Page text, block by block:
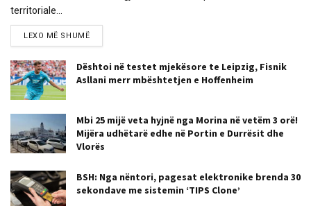
territoriale...
LEXO MË SHUMË
Dështoi në testet mjekësore te Leipzig, Fisnik
Asllani merr mbështetjen e Hoffenheim
Mbi 25 mijë veta hyjnë nga Morina në vetëm 3 orë!
Mijëra udhëtarë edhe në Portin e Durrësit dhe
Vlorës
BSH: Nga nëntori, pagesat elektronike brenda 30
sekondave me sistemin ‘TIPS Clone’